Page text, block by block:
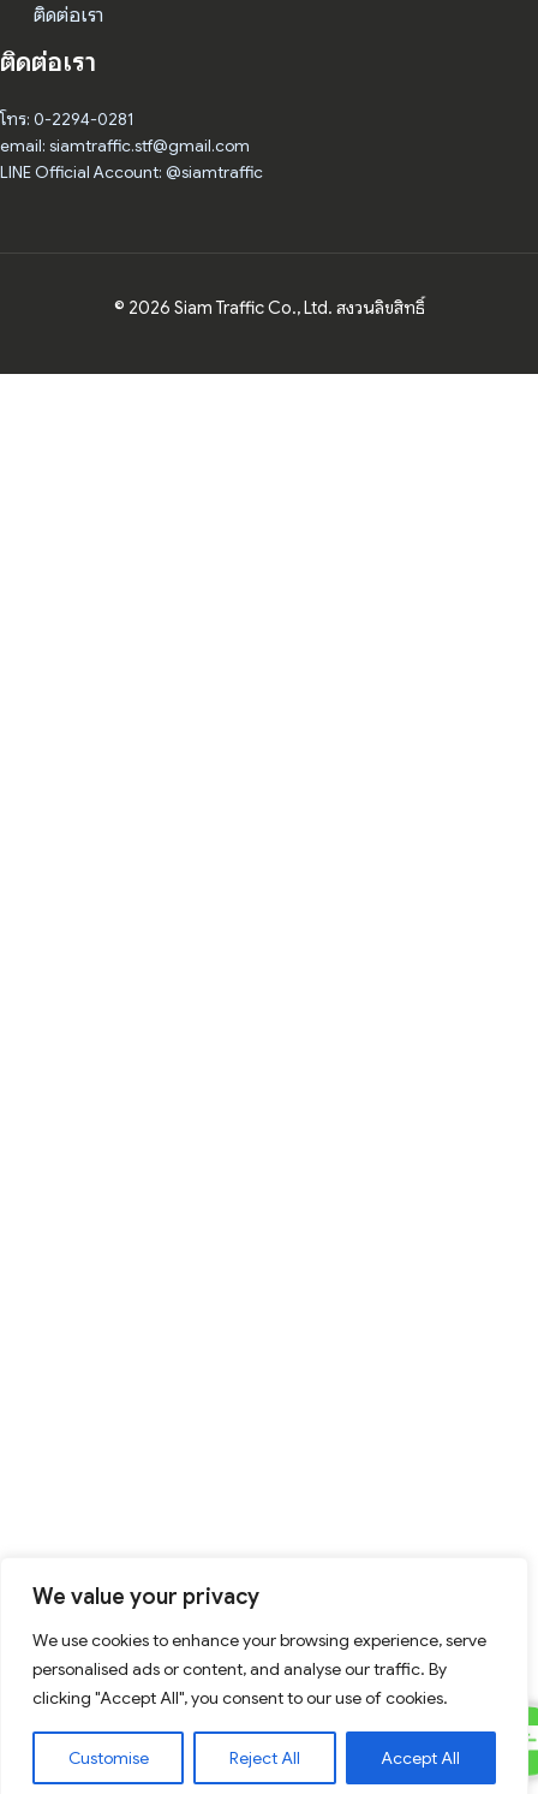
We value your privacy
We use cookies to enhance your browsing experience, serve
personalised ads or content, and analyse our traffic. By
clicking "Accept All", you consent to our use of cookies.
Customise Reject All Accept All
ติดต่อเรา
ติดต่อเรา
โทร: 0-2294-0281
email: siamtraffic.stf@gmail.com
LINE Official Account: @siamtraffic
© 2026 Siam Traffic Co., Ltd. สงวนลิขสิทธิ์